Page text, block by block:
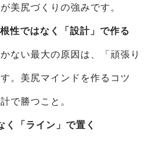
美尻づくりの強みです。
性ではなく「設計」で作る
ない最大の原因は、「頑張り
。美尻マインドを作るコツ
で勝つこと。
く「ライン」で置く